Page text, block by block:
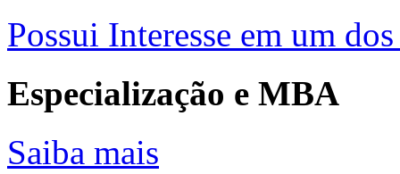
Possui Interesse em um
Especialização e MBA
Saiba mais